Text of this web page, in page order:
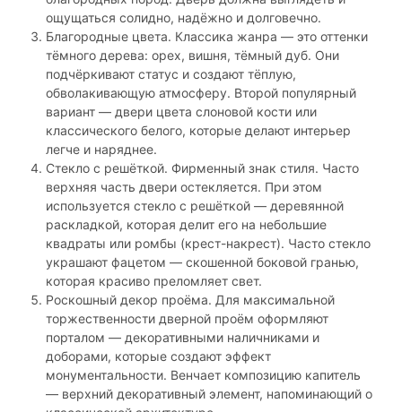
ощущаться солидно, надёжно и долговечно.
Благородные цвета. Классика жанра — это оттенки
тёмного дерева: орех, вишня, тёмный дуб. Они
подчёркивают статус и создают тёплую,
обволакивающую атмосферу. Второй популярный
вариант — двери цвета слоновой кости или
классического белого, которые делают интерьер
легче и наряднее.
Стекло с решёткой. Фирменный знак стиля. Часто
верхняя часть двери остекляется. При этом
используется стекло с решёткой — деревянной
раскладкой, которая делит его на небольшие
квадраты или ромбы (крест-накрест). Часто стекло
украшают фацетом — скошенной боковой гранью,
которая красиво преломляет свет.
Роскошный декор проёма. Для максимальной
торжественности дверной проём оформляют
порталом — декоративными наличниками и
доборами, которые создают эффект
монументальности. Венчает композицию капитель
— верхний декоративный элемент, напоминающий о